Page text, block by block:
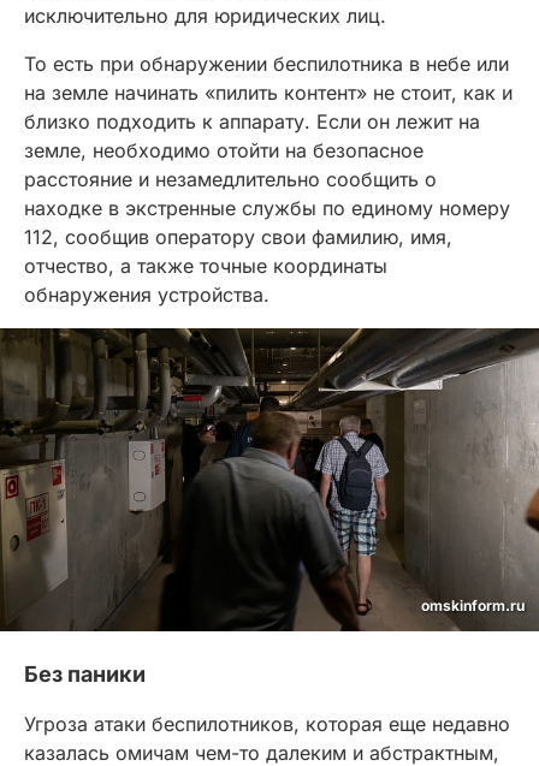
исключительно для юридических лиц.
То есть при обнаружении беспилотника в небе или
на земле начинать «пилить контент» не стоит, как и
близко подходить к аппарату. Если он лежит на
земле, необходимо отойти на безопасное
расстояние и незамедлительно сообщить о
находке в экстренные службы по единому номеру
112, сообщив оператору свои фамилию, имя,
отчество, а также точные координаты
обнаружения устройства.
omskinform.ru
Без паники
Угроза атаки беспилотников, которая еще недавно
казалась омичам чем-то далеким и абстрактным,